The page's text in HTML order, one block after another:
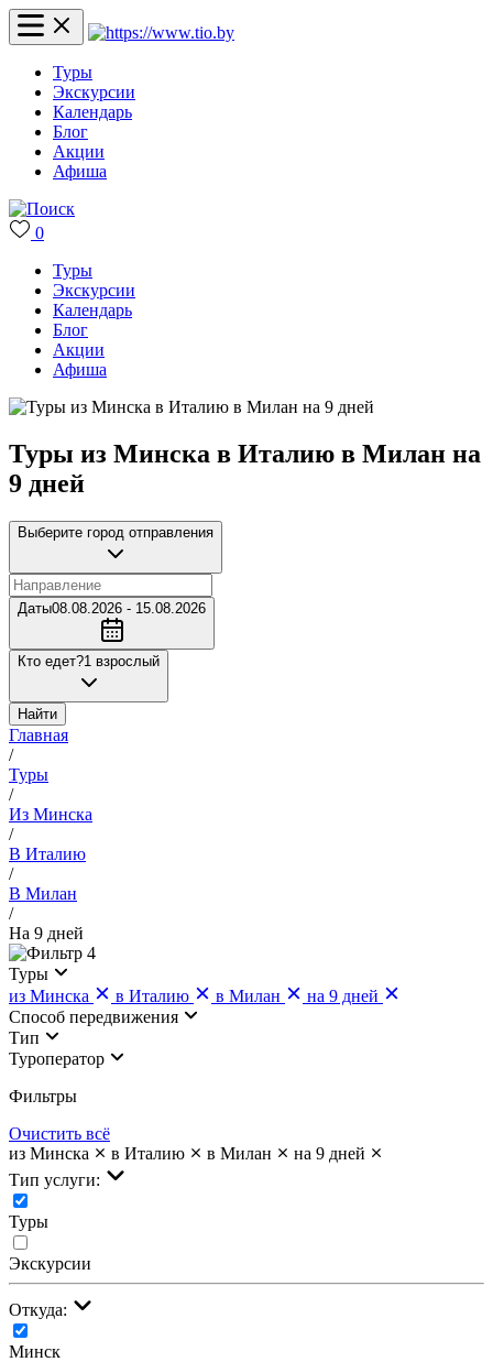
Туры
Экскурсии
Календарь
Блог
Акции
Афиша
0
Туры
Экскурсии
Календарь
Блог
Акции
Афиша
Туры из Минска в Италию в Милан на
9 дней
Выберите город отправления
Даты08.08.2026 - 15.08.2026
Кто едет?1 взрослый
Найти
Главная
/
Туры
/
Из Минска
/
В Италию
/
В Милан
/
На 9 дней
4
Туры
из Минска
в Италию в Милан
на 9 дней
Cпособ передвижения
Тип
Туроператор
Фильтры
Очистить всё
из Минска
в Италию в Милан
на 9 дней
Тип услуги:
Туры
Экскурсии
Откуда:
Минск